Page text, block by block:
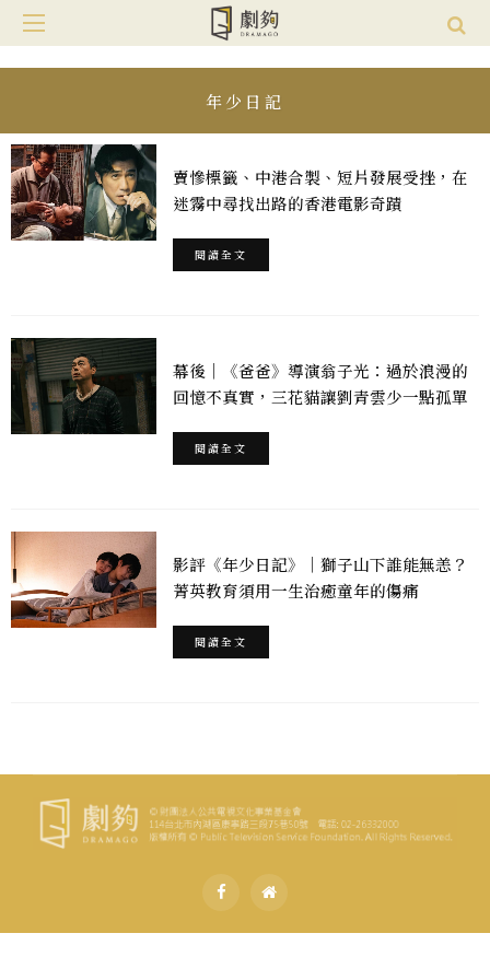
年少日記
賣慘標籤、中港合製、短片發展受挫，在
迷霧中尋找出路的香港電影奇蹟
閱讀全文
幕後｜《爸爸》導演翁子光：過於浪漫的
回憶不真實，三花貓讓劉青雲少一點孤單
閱讀全文
影評《年少日記》｜獅子山下誰能無恙？
菁英教育須用一生治癒童年的傷痛
閱讀全文